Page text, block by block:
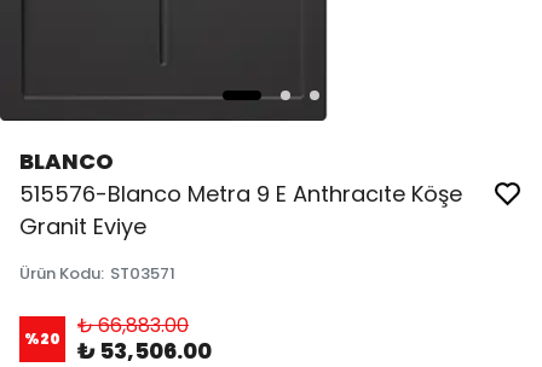
BLANCO
515576-Blanco Metra 9 E Anthracıte Köşe
Granit Eviye
Ürün Kodu: ST03571
%20 ₺ 66,883.00
₺ 53,506.00